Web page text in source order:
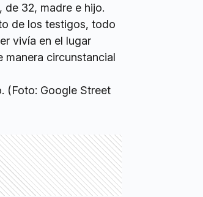
de 32, madre e hijo.
de los testigos, todo
vivía en el lugar
manera circunstancial